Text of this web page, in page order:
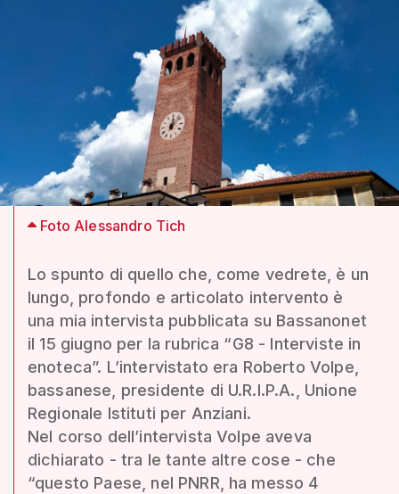
Foto Alessandro Tich
Lo spunto di quello che, come vedrete, è un
lungo, profondo e articolato intervento è
una mia intervista pubblicata su Bassanonet
il 15 giugno per la rubrica “G8 - Interviste in
enoteca”. L’intervistato era Roberto Volpe,
bassanese, presidente di U.R.I.P.A., Unione
Regionale Istituti per Anziani.
Nel corso dell’intervista Volpe aveva
dichiarato - tra le tante altre cose - che
“questo Paese, nel PNRR, ha messo 4